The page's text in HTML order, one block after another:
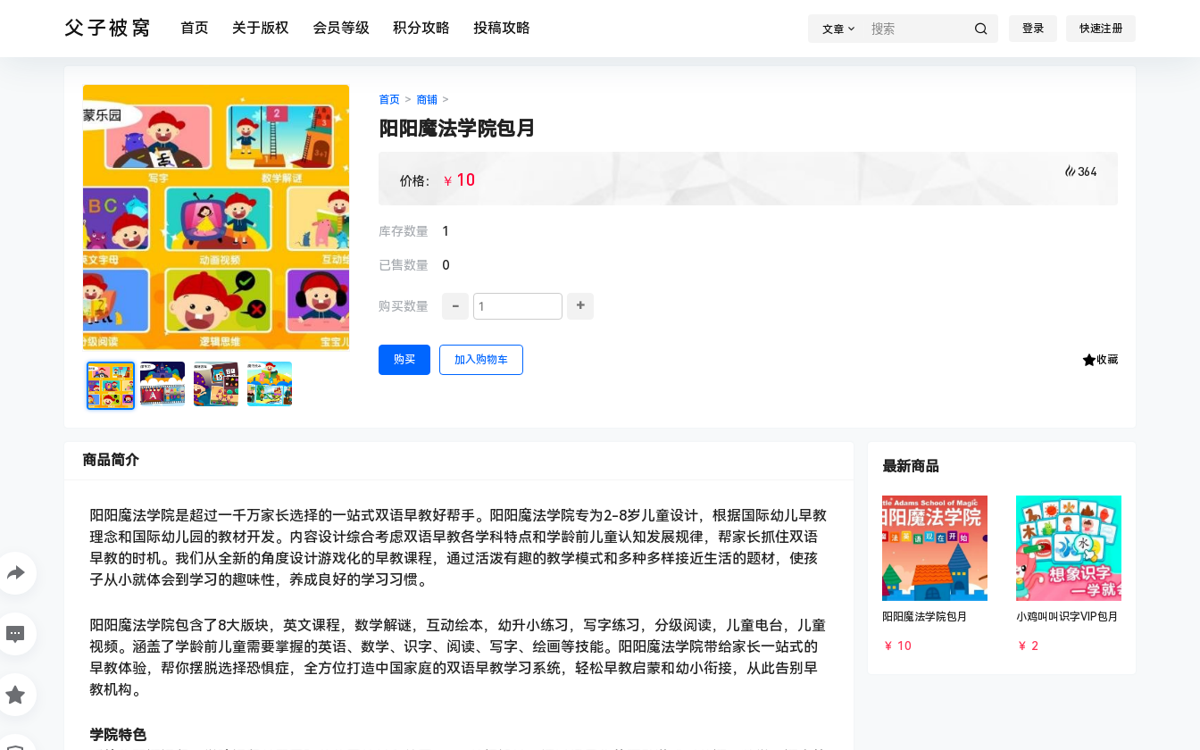
父子被窝 首页 关于版权 会员等级 积分攻略 投稿攻略 文章 登录 快速注册
首页 > 商铺 >
阳阳魔法学院包月
价格： ￥ 10 364
库存数量 1
已售数量 0
购买数量 - +
购买 加入购物车 收藏
商品简介
阳阳魔法学院是超过一千万家长选择的一站式双语早教好帮手。阳阳魔法学院专为2-8岁儿童设计，根据国际幼儿早教
理念和国际幼儿园的教材开发。内容设计综合考虑双语早教各学科特点和学龄前儿童认知发展规律，帮家长抓住双语
早教的时机。我们从全新的角度设计游戏化的早教课程，通过活泼有趣的教学模式和多种多样接近生活的题材，使孩
子从小就体会到学习的趣味性，养成良好的学习习惯。
阳阳魔法学院包含了8大版块，英文课程，数学解谜，互动绘本，幼升小练习，写字练习，分级阅读，儿童电台，儿童
视频。涵盖了学龄前儿童需要掌握的英语、数学、识字、阅读、写字、绘画等技能。阳阳魔法学院带给家长一站式的
早教体验，帮你摆脱选择恐惧症，全方位打造中国家庭的双语早教学习系统，轻松早教启蒙和幼小衔接，从此告别早
教机构。
学院特色
最新商品
阳阳魔法学院包月
￥ 10
小鸡叫叫识字VIP包月
￥ 2